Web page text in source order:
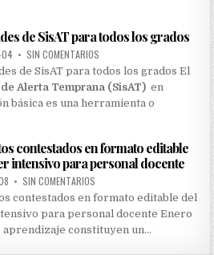
de SisAT para todos los grados
04 • SIN COMENTARIOS
de SisAT para todos los grados El
Alerta Temprana (SisAT) en
básica es una herramienta o
contestados en formato editable
intensivo para personal docente
• SIN COMENTARIOS
contestados en formato editable del
para personal docente Enero
aprendizaje constituyen un…